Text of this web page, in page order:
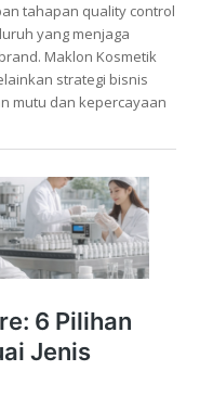
tahapan quality control
yang menjaga
Maklon Kosmetik
strategi bisnis
mutu dan kepercayaan